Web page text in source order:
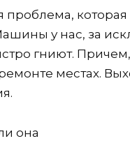
которая
у нас, за
гниют.
местах.